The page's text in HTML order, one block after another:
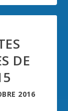
DE
2016